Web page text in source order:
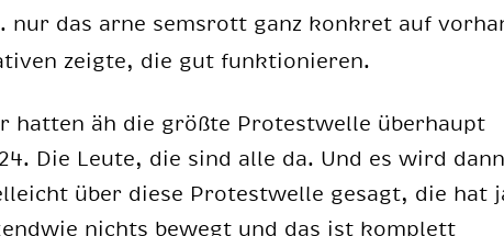
nur das arne sems­rott ganz kon­kret auf
zeig­te, die gut funk­tio­nie­ren.
hat­ten äh die größ­te Pro­test­wel­le über­haupt
Die Leu­te, die sind alle da. Und es wird dann
über die­se Pro­test­wel­le ge­sagt, die hat
nichts be­wegt und das ist kom­plett